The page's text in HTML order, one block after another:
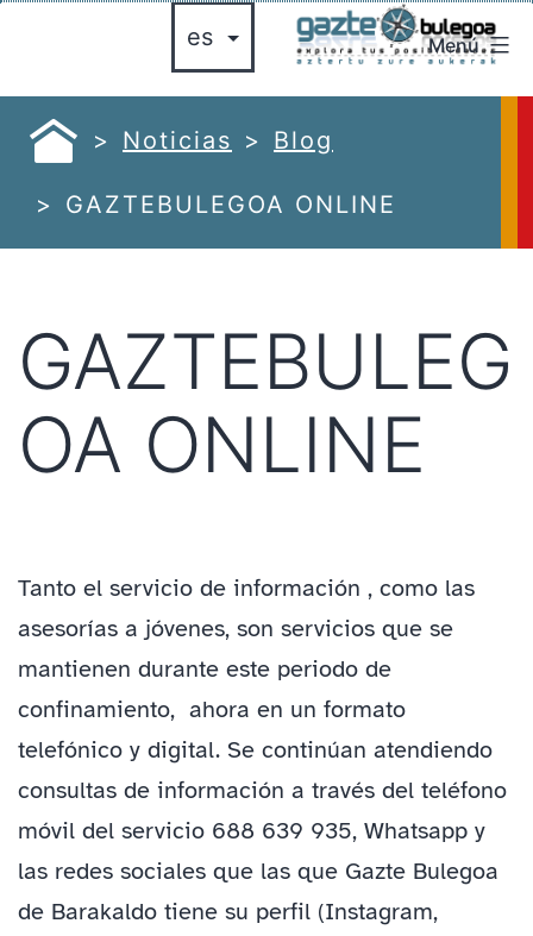
contenido
gazte
bulegoa
Menú
Noticias Blog
GAZTEBULEGOA ONLINE
GAZTEBULEG
OA ONLINE
Tanto el servicio de información , como las
asesorías a jóvenes, son servicios que se
mantienen durante este periodo de
confinamiento, ahora en un formato
telefónico y digital. Se continúan atendiendo
consultas de información a través del teléfono
móvil del servicio 688 639 935, Whatsapp y
las redes sociales que las que Gazte Bulegoa
de Barakaldo tiene su perfil (Instagram,